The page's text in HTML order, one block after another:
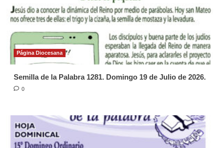
Página Diocesana
Semilla de la Palabra 1281. Domingo 19 de Julio de 2026.
0